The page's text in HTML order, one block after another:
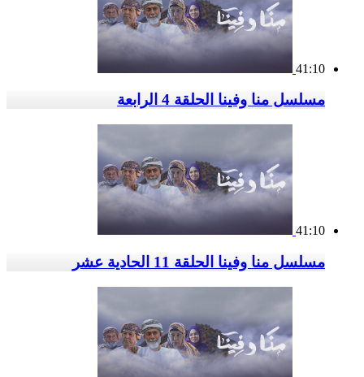
41:10
مسلسل منا وفينا الحلقة 4 الرابعة
41:10
مسلسل منا وفينا الحلقة 11 الحادية عشر